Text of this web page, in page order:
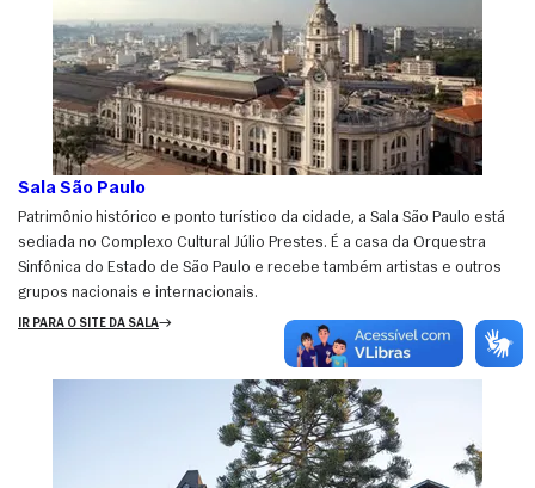
Sala São Paulo
Patrimônio histórico e ponto turístico da cidade, a Sala São Paulo está
sediada no Complexo Cultural Júlio Prestes. É a casa da Orquestra
Sinfônica do Estado de São Paulo e recebe também artistas e outros
grupos nacionais e internacionais.
IR PARA O SITE DA SALA